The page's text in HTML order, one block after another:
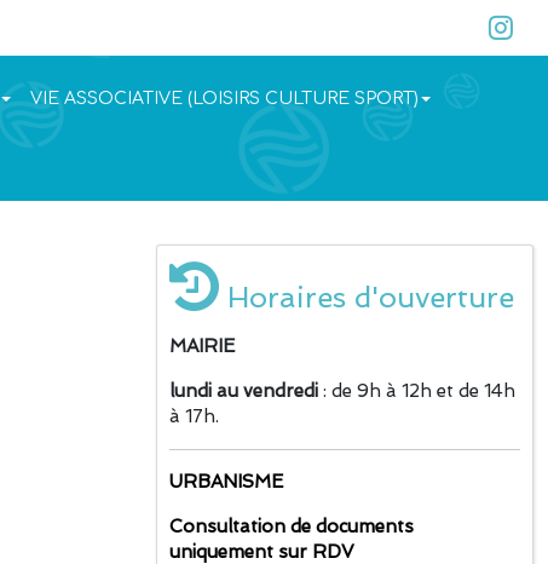
VIE ASSOCIATIVE (LOISIRS CULTURE SPORT)
Horaires d'ouverture
MAIRIE
lundi au vendredi : de 9h à 12h et de 14h
à 17h.
URBANISME
Consultation de documents
uniquement sur RDV